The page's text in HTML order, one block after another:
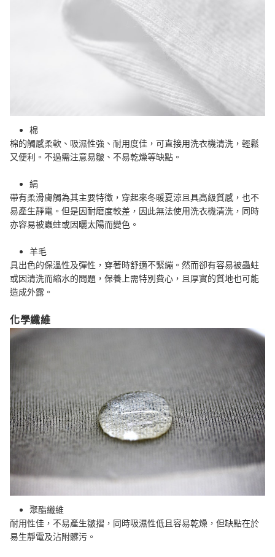
棉
棉的觸感柔軟、吸濕性強、耐用度佳，可直接用洗衣機清洗，輕鬆
又便利。不過需注意易皺、不易乾燥等缺點。
絹
帶有柔滑膚觸為其主要特徵，穿起來冬暖夏涼且具高級質感，也不
易產生靜電。但是因耐磨度較差，因此無法使用洗衣機清洗，同時
亦容易被蟲蛀或因曬太陽而變色。
羊毛
具出色的保溫性及彈性，穿著時舒適不緊繃。然而卻有容易被蟲蛀
或因清洗而縮水的問題，保養上需特別費心，且厚實的質地也可能
造成外露。
化學纖維
聚酯纖維
耐用性佳，不易產生皺摺，同時吸濕性低且容易乾燥，但缺點在於
易生靜電及沾附髒污。